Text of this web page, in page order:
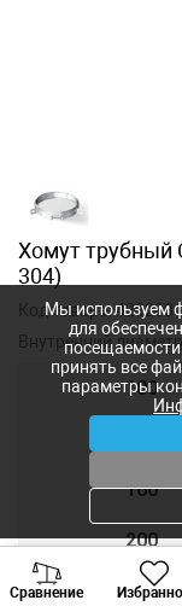
Хомут трубный
304)
Код товара:429288
Внутренний
100
160
200
230
Сравнение
Мы используем
для
принять все
параметры